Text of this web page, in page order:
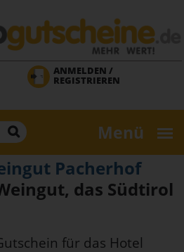
ANMELDEN /
REGISTRIEREN
Menü
Pacherhof
das Südtirol
für das Hotel